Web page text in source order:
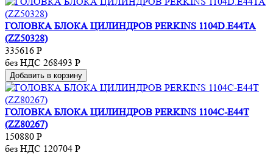
ГОЛОВКА БЛОКА ЦИЛИНДРОВ PERKINS 1104D.E44TA
(ZZ50328)
335616 Р
без НДС 268493 Р
Добавить в корзину
ГОЛОВКА БЛОКА ЦИЛИНДРОВ PERKINS 1104C-E44T
(ZZ80267)
150880 Р
без НДС 120704 Р